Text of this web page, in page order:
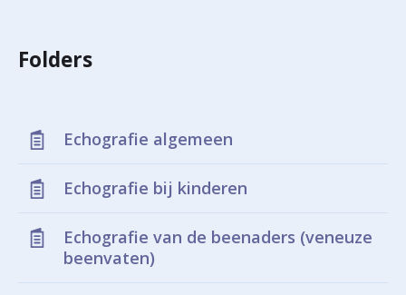
Folders
Echografie algemeen
Echografie bij kinderen
Echografie van de beenaders (veneuze
beenvaten)